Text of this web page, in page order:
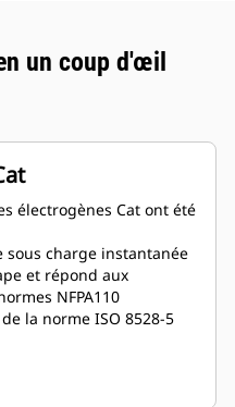
un coup d'œil
électrogènes Cat ont été
sous charge instantanée
et répond aux
NFPA110
la norme ISO 8528-5